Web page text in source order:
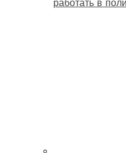
работать в